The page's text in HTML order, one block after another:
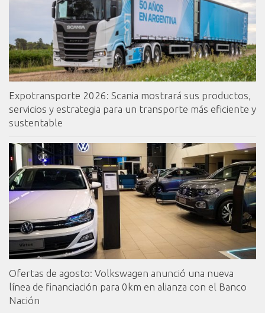
Expotransporte 2026: Scania mostrará sus productos,
servicios y estrategia para un transporte más eficiente y
sustentable
Ofertas de agosto: Volkswagen anunció una nueva
línea de financiación para 0km en alianza con el Banco
Nación